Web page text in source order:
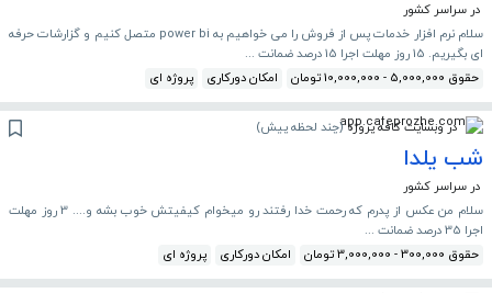
در سراسر کشور
سلام نرم افزار خدمات پس از فروش را می خواهیم به power bi متصل کنیم و گزارشات حرفه
ای بگیریم. 15 روز مهلت اجرا 15 درصد ضمانت ...
حقوق 5,000,000 - 10,000,000 تومان
امکان دورکاری پروژه ای
در وبسایت کافه پروژه (چند لحظه پیش)
شب یلدا
در سراسر کشور
سلام من عکس از پدرم که رحمت خدا رفتند رو میخوام کیفیتش خوب بشه و.... 3 روز مهلت
اجرا 35 درصد ضمانت ...
حقوق 300,000 - 3,000,000 تومان
امکان دورکاری پروژه ای